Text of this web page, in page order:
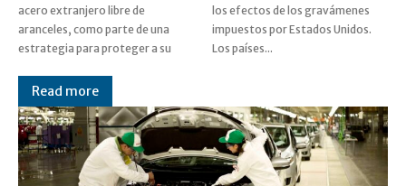
acero extranjero libre de
aranceles, como parte de una
estrategia para proteger a su
los efectos de los gravámenes
impuestos por Estados Unidos.
Los países...
Read more